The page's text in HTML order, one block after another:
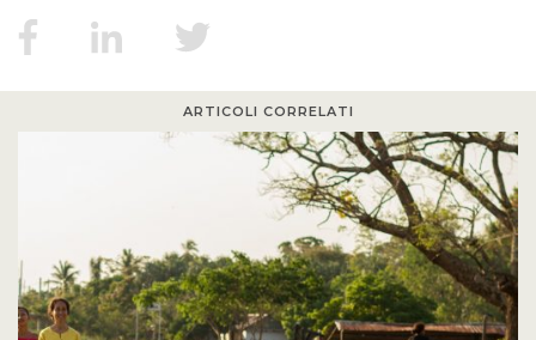
ARTICOLI CORRELATI